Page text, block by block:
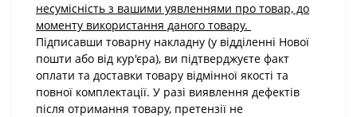
несумісність з вашими уявленнями про товар, до
моменту використання даного товару.
Підписавши товарну накладну (у відділенні Нової
пошти або від кур'єра), ви підтверджуєте факт
оплати та доставки товару відмінної якості та
повної комплектації. У разі виявлення дефектів
після отримання товару, претензії не